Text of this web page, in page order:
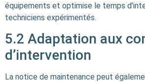
équipements et optimise le temps
techniciens expérimentés.
5.2 Adaptation aux
d’intervention
La notice de maintenance peut